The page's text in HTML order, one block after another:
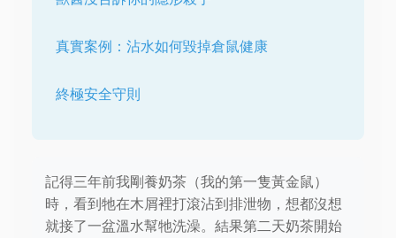
真實案例：沾水如何毀掉倉鼠健康
終極安全守則
記得三年前我剛養奶茶（我的第一隻黃金鼠）
時，看到牠在木屑裡打滾沾到排泄物，想都沒想
就接了一盆溫水幫牠洗澡。結果第二天奶茶開始